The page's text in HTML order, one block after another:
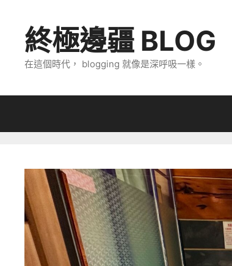
終極邊疆 BLOG
在這個時代， blogging 就像是深呼吸一樣。